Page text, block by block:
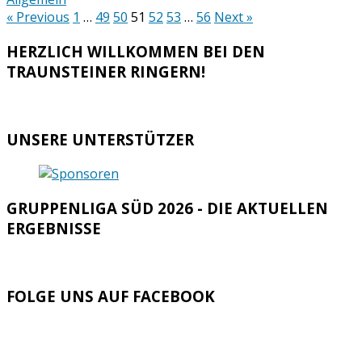
Seitennummerierung
der
Beiträge
« Previous 1 … 49 50 51 52 53 … 56 Next »
HERZLICH WILLKOMMEN BEI DEN
TRAUNSTEINER RINGERN!
UNSERE UNTERSTÜTZER
GRUPPENLIGA SÜD 2026 - DIE AKTUELLEN
ERGEBNISSE
FOLGE UNS AUF FACEBOOK